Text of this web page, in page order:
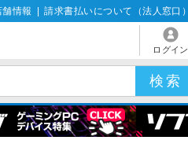
舗情報 請求書払いについて（法人窓口）
ログイン